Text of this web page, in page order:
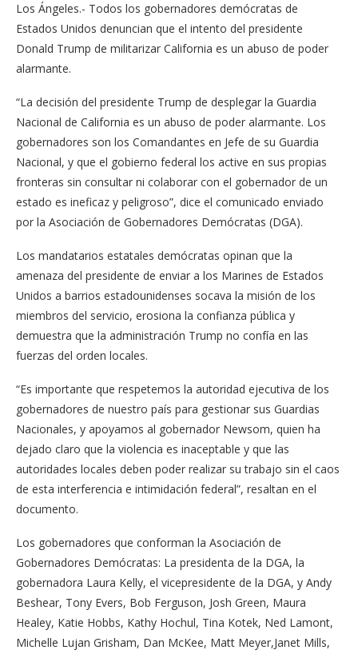
Los Ángeles.- Todos los gobernadores demócratas de
Estados Unidos denuncian que el intento del presidente
Donald Trump de militarizar California es un abuso de poder
alarmante.
“La decisión del presidente Trump de desplegar la Guardia
Nacional de California es un abuso de poder alarmante. Los
gobernadores son los Comandantes en Jefe de su Guardia
Nacional, y que el gobierno federal los active en sus propias
fronteras sin consultar ni colaborar con el gobernador de un
estado es ineficaz y peligroso”, dice el comunicado enviado
por la Asociación de Gobernadores Demócratas (DGA).
L​os mandatarios estatales demócratas opinan que la
amenaza del presidente de enviar a los Marines de Estados
Unidos a barrios estadounidenses socava la misión de los
miembros del servicio, erosiona la confianza pública y
demuestra que la administración Trump no confía en las
fuerzas del orden locales.
“Es importante que respetemos la autoridad ejecutiva de los
gobernadores de nuestro país para gestionar sus Guardias
Nacionales, y apoyamos al gobernador Newsom, quien ha
dejado claro que la violencia es inaceptable y que las
autoridades locales deben poder realizar su trabajo sin el caos
de esta interferencia e intimidación federal”, resaltan en el
documento.
Los gobernadores que conforman la Asociación de
Gobernadores Demócratas: La presidenta de la DGA, la
gobernadora Laura Kelly, el vicepresidente de la DGA, y Andy
Beshear, Tony Evers, Bob Ferguson, Josh Green, Maura
Healey, Katie Hobbs, Kathy Hochul, Tina Kotek, Ned Lamont,
Michelle Lujan Grisham, Dan McKee, Matt Meyer,Janet Mills,